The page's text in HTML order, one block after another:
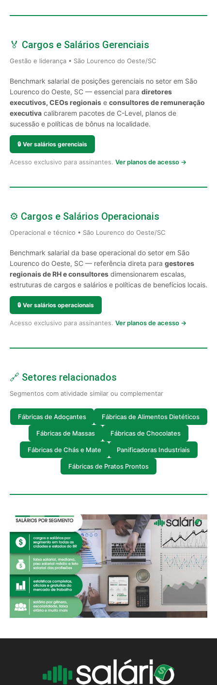
🏅 Cargos e Salários Gerenciais
Gestão e liderança • São Lourenco do Oeste/SC
Benchmark salarial de posições gerenciais no setor em São
Lourenco do Oeste, SC — essencial para diretores
executivos, CEOs regionais e consultores de remuneração
executiva calibrarem pacotes de C-Level, planos de
sucessão e políticas de bônus na localidade.
🔒 Ver salários gerenciais
Acesso exclusivo para assinantes. Ver planos de acesso →
⚙️ Cargos e Salários Operacionais
Operacional e técnico • São Lourenco do Oeste/SC
Benchmark salarial da base operacional do setor em São
Lourenco do Oeste, SC — referência direta para gestores
regionais de RH e consultores dimensionarem escalas,
estruturas de cargos e salários e políticas de benefícios locais.
🔒 Ver salários operacionais
Acesso exclusivo para assinantes. Ver planos de acesso →
🔗 Setores relacionados
Segmentos com atividade similar ou complementar
Fábricas de Adoçantes Fábricas de Alimentos Dietéticos
Fábricas de Massas Fábricas de Chocolates
Fábricas de Chás e Mate Panificadoras Industriais
Fábricas de Pratos Prontos